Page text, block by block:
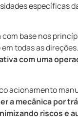
específicas
base nos
todas as direções.
com uma
acionamento
a mecânica por
riscos e